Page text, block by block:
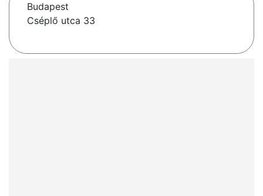
Budapest
Cséplő utca 33